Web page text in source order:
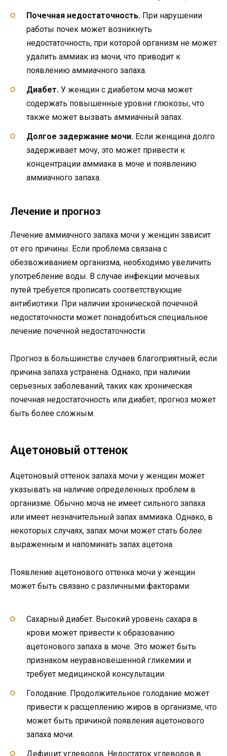
Почечная недостаточность. При нарушении
работы почек может возникнуть
недостаточность, при которой организм не может
удалить аммиак из мочи, что приводит к
появлению аммиачного запаха.
Диабет. У женщин с диабетом моча может
содержать повышенные уровни глюкозы, что
также может вызвать аммиачный запах.
Долгое задержание мочи. Если женщина долго
задерживает мочу, это может привести к
концентрации аммиака в моче и появлению
аммиачного запаха.
Лечение и прогноз
Лечение аммиачного запаха мочи у женщин зависит
от его причины. Если проблема связана с
обезвоживанием организма, необходимо увеличить
употребление воды. В случае инфекции мочевых
путей требуется прописать соответствующие
антибиотики. При наличии хронической почечной
недостаточности может понадобиться специальное
лечение почечной недостаточности.
Прогноз в большинстве случаев благоприятный, если
причина запаха устранена. Однако, при наличии
серьезных заболеваний, таких как хроническая
почечная недостаточность или диабет, прогноз может
быть более сложным.
Ацетоновый оттенок
Ацетоновый оттенок запаха мочи у женщин может
указывать на наличие определенных проблем в
организме. Обычно моча не имеет сильного запаха
или имеет незначительный запах аммиака. Однако, в
некоторых случаях, запах мочи может стать более
выраженным и напоминать запах ацетона.
Появление ацетонового оттенка мочи у женщин
может быть связано с различными факторами:
Сахарный диабет. Высокий уровень сахара в
крови может привести к образованию
ацетонового запаха в моче. Это может быть
признаком неуравновешенной гликемии и
требует медицинской консультации.
Голодание. Продолжительное голодание может
привести к расщеплению жиров в организме, что
может быть причиной появления ацетонового
запаха мочи.
Дефицит углеводов. Недостаток углеводов в